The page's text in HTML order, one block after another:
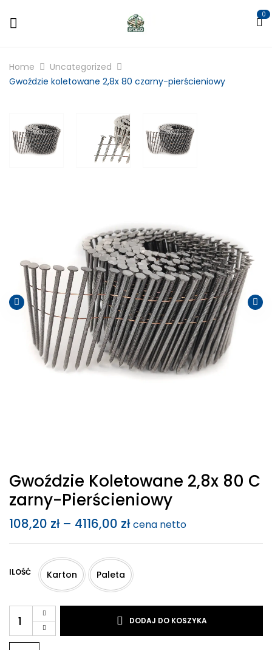
0
Home
Uncategorized
Gwoździe koletowane 2,8x 80 czarny-pierścieniowy
Gwoździe Koletowane 2,8x 80 C
Zarny-Pierścieniowy
108,20 zł – 4116,00 zł cena netto
ILOŚĆ Karton Paleta
DODAJ DO KOSZYKA